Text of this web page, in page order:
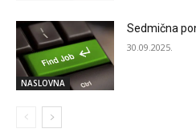
NASLOVNA
Sedmična
30.09.2025.